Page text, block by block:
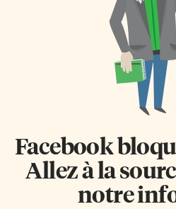
Facebook
Allez à la
notre